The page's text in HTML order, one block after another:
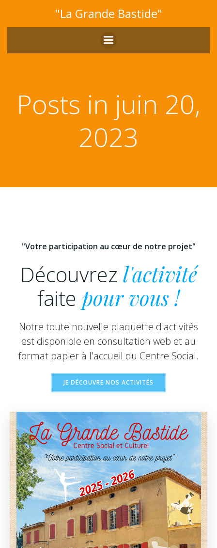
au
contenu
"La Grande Bastide"
Posts in juin 20,
2023
"Votre participation au cœur de notre projet"
Découvrez l'activité
faite pour vous !
Notre toute nouvelle plaquette d'activités
est disponible en consultation web et au
format papier à l'accueil du Centre Social.
JE DÉCOUVRE NOS ACTIVITÉS